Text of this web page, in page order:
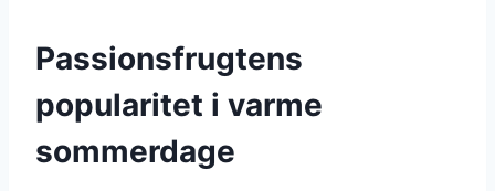
Passionsfrugtens
popularitet i varme
sommerdage